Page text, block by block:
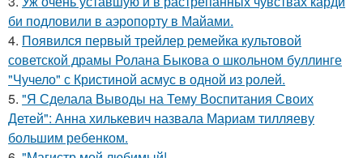
би подловили в аэропорту в Майами.
4. Появился первый трейлер ремейка культовой
советской драмы Ролана Быкова о школьном буллинге
"Чучело" с Кристиной асмус в одной из ролей.
5. "Я Сделала Выводы на Тему Воспитания Своих
Детей": Анна хилькевич назвала Мариам тилляеву
большим ребенком.